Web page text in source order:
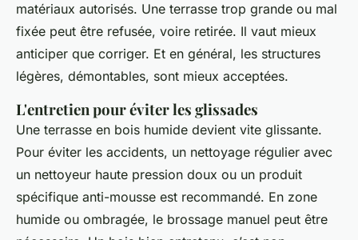
matériaux autorisés. Une terrasse trop grande ou mal
fixée peut être refusée, voire retirée. Il vaut mieux
anticiper que corriger. Et en général, les structures
légères, démontables, sont mieux acceptées.
L'entretien pour éviter les glissades
Une terrasse en bois humide devient vite glissante.
Pour éviter les accidents, un nettoyage régulier avec
un nettoyeur haute pression doux ou un produit
spécifique anti-mousse est recommandé. En zone
humide ou ombragée, le brossage manuel peut être